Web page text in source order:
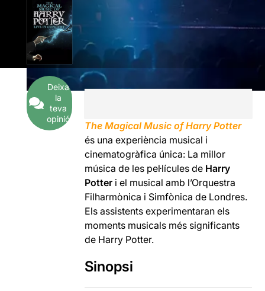
Deixa
la
teva
opinió
The Magical Music of Harry Potter
és una experiència musical i
cinematogràfica única: La millor
música de les pel·lícules de Harry
Potter i el musical amb l’Orquestra
Filharmònica i Simfònica de Londres.
Els assistents experimentaran els
moments musicals més significants
de Harry Potter.
Sinopsi